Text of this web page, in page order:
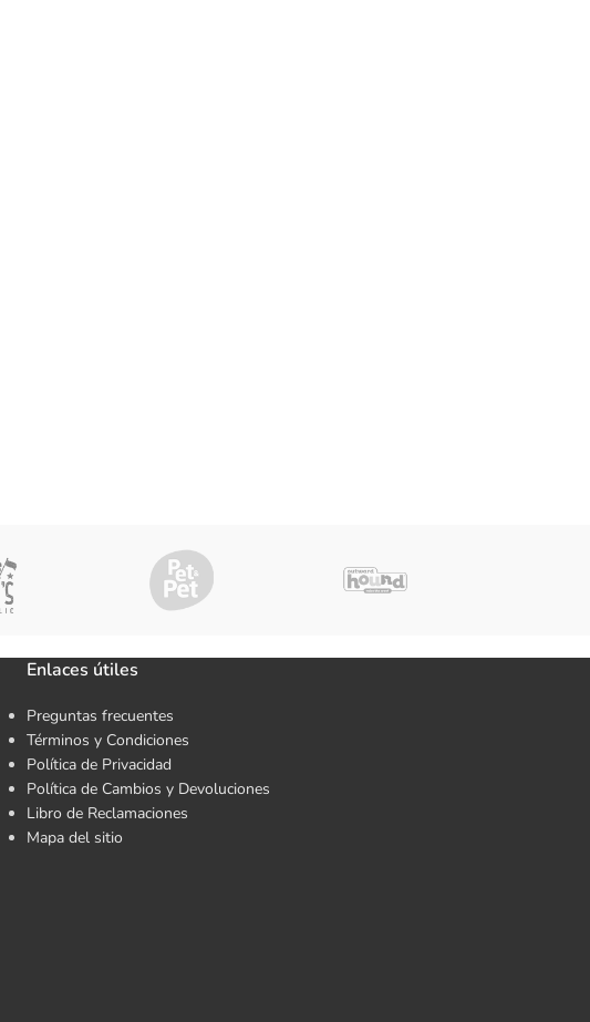
Enlaces útiles
Preguntas frecuentes
Términos y Condiciones
Política de Privacidad
Política de Cambios y Devoluciones
Libro de Reclamaciones
Mapa del sitio